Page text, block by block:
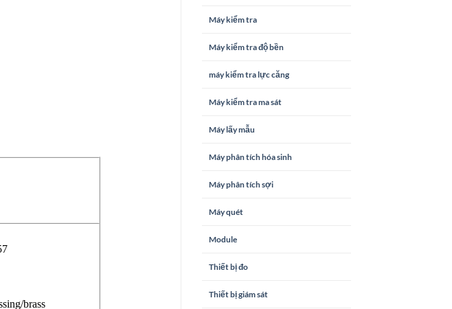
Máy kiểm tra
Máy kiểm tra độ bền
máy kiểm tra lực căng
Máy kiểm tra ma sát
Máy lấy mẫu
Máy phân tích hóa sinh
Máy phân tích sợi
Máy quét
Module
Thiết bị đo
Thiết bị giám sát
brass